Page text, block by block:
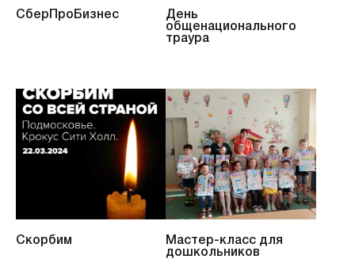
СберПроБизнес
День
общенационального
траура
Скорбим
Мастер-класс для
дошкольников